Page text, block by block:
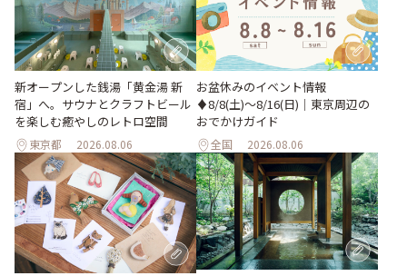
新オープンした銭湯「黄金湯 新
宿」へ。サウナとクラフトビール
を楽しむ癒やしのレトロ空間
東京都 2026.08.06
お盆休みのイベント情報
♦︎8/8(土)〜8/16(日)｜東京周辺の
おでかけガイド
全国 2026.08.06